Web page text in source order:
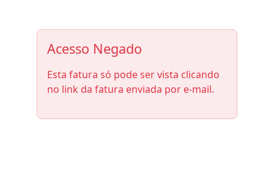
Acesso Negado
Esta fatura só pode ser vista clicando
no link da fatura enviada por e-mail.